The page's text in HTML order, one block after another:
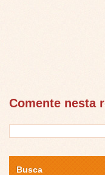
Comente nesta
Busca